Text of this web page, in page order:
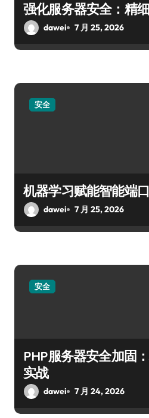
强化服务器安全：精
dawei 7 月 25, 2026
安全
机器学习赋能智能端
dawei 7 月 25, 2026
安全
PHP服务器安全加固
实战
dawei 7 月 24, 2026